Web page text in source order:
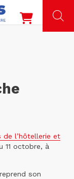
de l’hôtellerie et
11 octobre, à
son